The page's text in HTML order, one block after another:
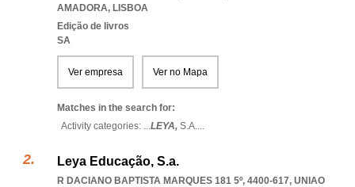
AMADORA, LISBOA
Edição de livros
SA
Ver empresa Ver no Mapa
Matches in the search for:
Activity categories: ...LEYA, S.A....
Leya Educação, S.a.
R DACIANO BAPTISTA MARQUES 181 5º, 4400-617, UNIAO